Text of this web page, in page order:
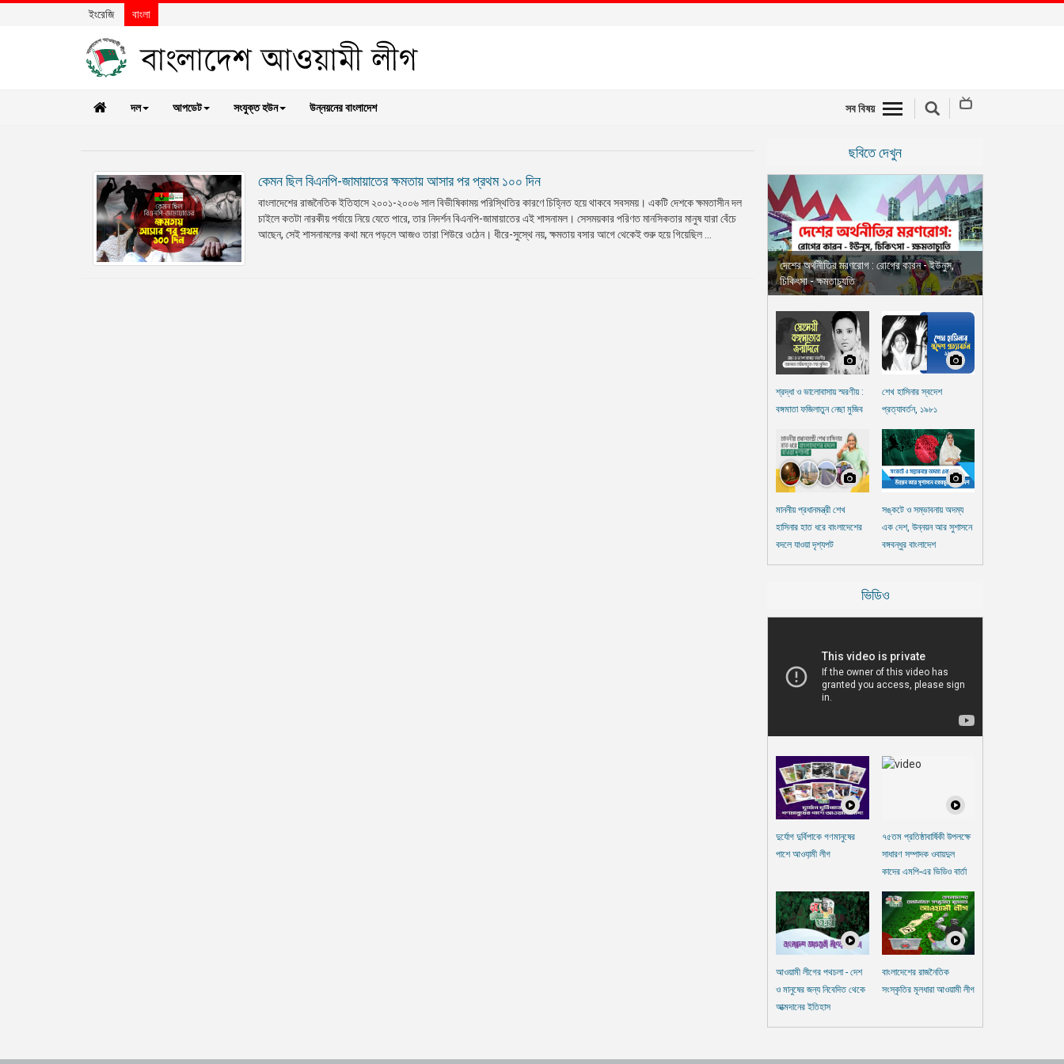
ইংরেজি বাংলা
দল আপডেট সংযুক্ত হউন উন্নয়নের বাংলাদেশ সব বিষয়
কেমন ছিল বিএনপি-জামায়াতের ক্ষমতায় আসার পর প্রথম ১০০ দিন
বাংলাদেশের রাজনৈতিক ইতিহাসে ২০০১-২০০৬ সাল বিভীষিকাময় পরিস্থিতির কারণে চিহ্নিত হয়ে থাকবে সবসময়। একটি দেশকে ক্ষমতাসীন দল
চাইলে কতটা নারকীয় পর্যায়ে নিয়ে যেতে পারে, তার নিদর্শন বিএনপি-জামায়াতের এই শাসনামল। সেসময়কার পরিণত মানসিকতার মানুষ যারা বেঁচে
আছেন, সেই শাসনামলের কথা মনে পড়লে আজও তারা শিউরে ওঠেন। ধীরে-সুস্থে নয়, ক্ষমতায় বসার আগে থেকেই শুরু হয়ে গিয়েছিল ...
ছবিতে দেখুন
দেশের অর্থনীতির মরণরোগ : রোগের কারন - ইউনুস,
চিকিৎসা - ক্ষমতাচ্যুতি
শ্রদ্ধা ও ভালোবাসায় স্মরণীয় :
বঙ্গমাতা ফজিলাতুন নেছা মুজিব
শেখ হাসিনার স্বদেশ
প্রত্যাবর্তন, ১৯৮১
মাননীয় প্রধানমন্ত্রী শেখ
হাসিনার হাত ধরে বাংলাদেশের
বদলে যাওয়া দৃশ্যপট
সঙ্কটে ও সম্ভাবনায় অদম্য
এক দেশ, উন্নয়ন আর সুশাসনে
বঙ্গবন্ধুর বাংলাদেশ
ভিডিও
দুর্যোগ দুর্বিপাকে গণমানুষের
পাশে আওযা়মী লীগ
৭৫তম প্রতিষ্ঠাবার্ষিকী উপলক্ষে
সাধারণ সম্পাদক ওবায়দুল
কাদের এমপি-এর ভিডিও বার্তা
আওয়ামী লীগের পথচলা - দেশ
ও মানুষের জন্য নিবেদিত থেকে
আত্মদানের ইতিহাস
বাংলাদেশের রাজনৈতিক
সংস্কৃতির মূলধারা আওয়ামী লীগ